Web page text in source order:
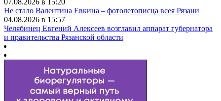
07.08.2026 в 15:20
Не стало Валентина Евкина – фотолетописца всея Рязани
04.08.2026 в 15:57
Челябинец Евгений Алексеев возглавил аппарат губернатора
и правительства Рязанской области